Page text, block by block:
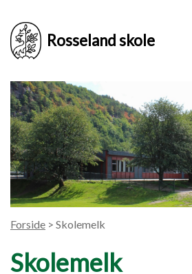
Rosseland skole
Forside > Skolemelk
Skolemelk